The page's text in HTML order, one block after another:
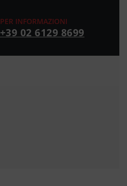
PER INFORMAZIONI
+39 02 6129 8699